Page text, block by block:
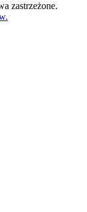
zastrzeżone.